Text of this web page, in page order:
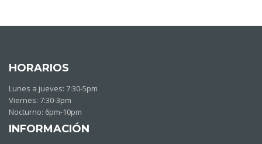
HORARIOS
Lunes a jueves: 7:30-5pm
Viernes: 7:30-3pm
Nocturno: 6pm-10pm
INFORMACIÓN